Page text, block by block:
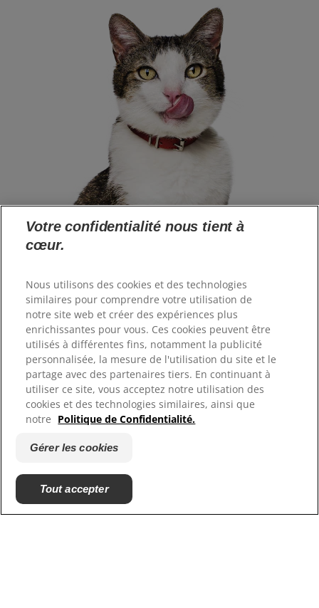
Langue
Ressources
Contactez-nous
Plan du site
Où acheter
Nos sites
Carrières
Votre confidentialité nous tient à
cœur.
Nous utilisons des cookies et des technologies
similaires pour comprendre votre utilisation de
notre site web et créer des expériences plus
enrichissantes pour vous. Ces cookies peuvent être
utilisés à différentes fins, notamment la publicité
personnalisée, la mesure de l'utilisation du site et le
partage avec des partenaires tiers. En continuant à
utiliser ce site, vous acceptez notre utilisation des
cookies et des technologies similaires, ainsi que
notre Politique de Confidentialité.
Gérer les cookies
Tout accepter